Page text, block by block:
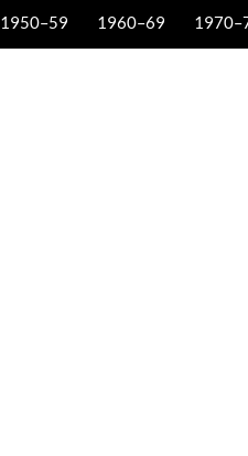
1950–59 1960–69